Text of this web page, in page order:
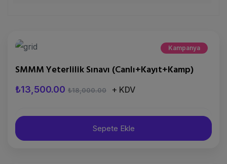
Kampanya
SMMM Yeterlilik Sınavı (Canlı+Kayıt+Kamp)
₺13,500.00 ₺18,000.00 + KDV
Sepete Ekle